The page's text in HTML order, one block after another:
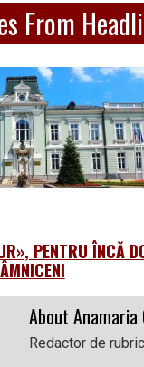
From
PENTRU ÎNCĂ
About
Redactor de